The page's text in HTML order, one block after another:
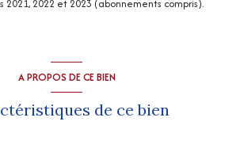
2021, 2022 et 2023 (abonnements compris).
A PROPOS DE CE BIEN
de ce bien